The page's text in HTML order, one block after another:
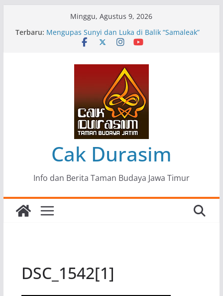
Minggu, Agustus 9, 2026
Terbaru: Pameran Lukisan Komunitas Patria Seni Rupa
Kota Blitar : Ketika “Bergerak” Menjadi Mantra
Mengupas Sunyi dan Luka di Balik “Samaleak”
Menjaga Marwah Seni dan Budaya: Catatan
Kunjungan Kerja Ir. Bambang Haryo Soekartono
(BHS) Anggota DPR RI ke Taman Budaya Jawa
Pameran Tunggal 35 Karya Agus Koecink
“Tumbang Tambang”, Ungkapan Kritis Tentang
Derita Pekerja Pertambangan
Cak Durasim
Info dan Berita Taman Budaya Jawa Timur
DSC_1542[1]